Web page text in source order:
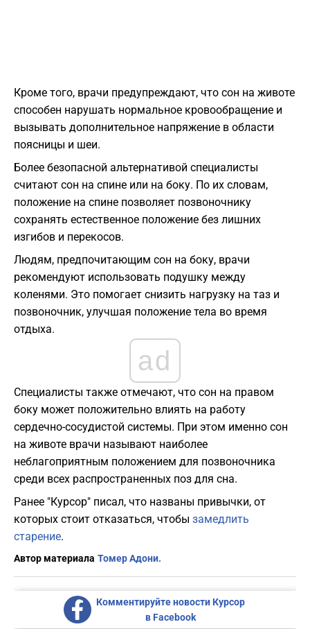
Кроме того, врачи предупреждают, что сон на животе
способен нарушать нормальное кровообращение и
вызывать дополнительное напряжение в области
поясницы и шеи.
Более безопасной альтернативой специалисты
считают сон на спине или на боку. По их словам,
положение на спине позволяет позвоночнику
сохранять естественное положение без лишних
изгибов и перекосов.
Людям, предпочитающим сон на боку, врачи
рекомендуют использовать подушку между
коленями. Это помогает снизить нагрузку на таз и
позвоночник, улучшая положение тела во время
отдыха.
ad
Специалисты также отмечают, что сон на правом
боку может положительно влиять на работу
сердечно-сосудистой системы. При этом именно сон
на животе врачи называют наиболее
неблагоприятным положением для позвоночника
среди всех распространенных поз для сна.
Ранее "Курсор" писал, что названы привычки, от
которых стоит отказаться, чтобы замедлить
старение.
Автор материала Томер Адони.
Комментируйте новости Курсор
в Facebook